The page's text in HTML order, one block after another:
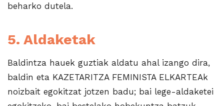
beharko dutela.
5. Aldaketak
Baldintza hauek guztiak aldatu ahal izango dira,
baldin eta KAZETARITZA FEMINISTA ELKARTEAk
noizbait egokitzat jotzen badu; bai lege-aldaketei